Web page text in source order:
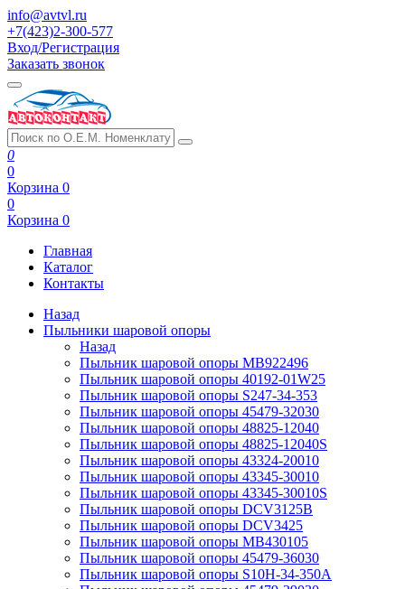
info@avtvl.ru
+7(423)2-300-577
Вход/Регистрация
Заказать звонок
0
0
Корзина 0
0
Корзина 0
Главная
Каталог
Контакты
Назад
Пыльники шаровой опоры
Назад
Пыльник шаровой опоры MB922496
Пыльник шаровой опоры 40192-01W25
Пыльник шаровой опоры S247-34-353
Пыльник шаровой опоры 45479-32030
Пыльник шаровой опоры 48825-12040
Пыльник шаровой опоры 48825-12040S
Пыльник шаровой опоры 43324-20010
Пыльник шаровой опоры 43345-30010
Пыльник шаровой опоры 43345-30010S
Пыльник шаровой опоры DCV3125B
Пыльник шаровой опоры DCV3425
Пыльник шаровой опоры MB430105
Пыльник шаровой опоры 45479-36030
Пыльник шаровой опоры S10H-34-350A